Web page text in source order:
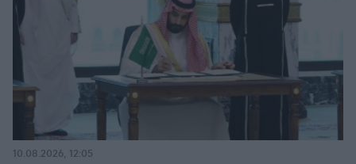
10.08.2026, 12:05